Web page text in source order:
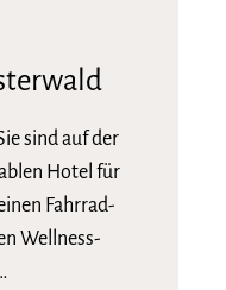
sind auf der
Hotel für
Fahrrad-
Wellness-